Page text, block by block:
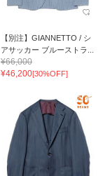
【別注】GIANNETTO / シ
アサッカー ブルーストラ...
¥66,000
¥46,200[30%OFF]